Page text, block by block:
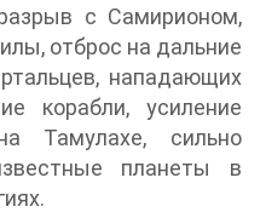
с Самирионом,
отброс на дальние
нападающих
корабли, усиление
Тамулахе, сильно
планеты в